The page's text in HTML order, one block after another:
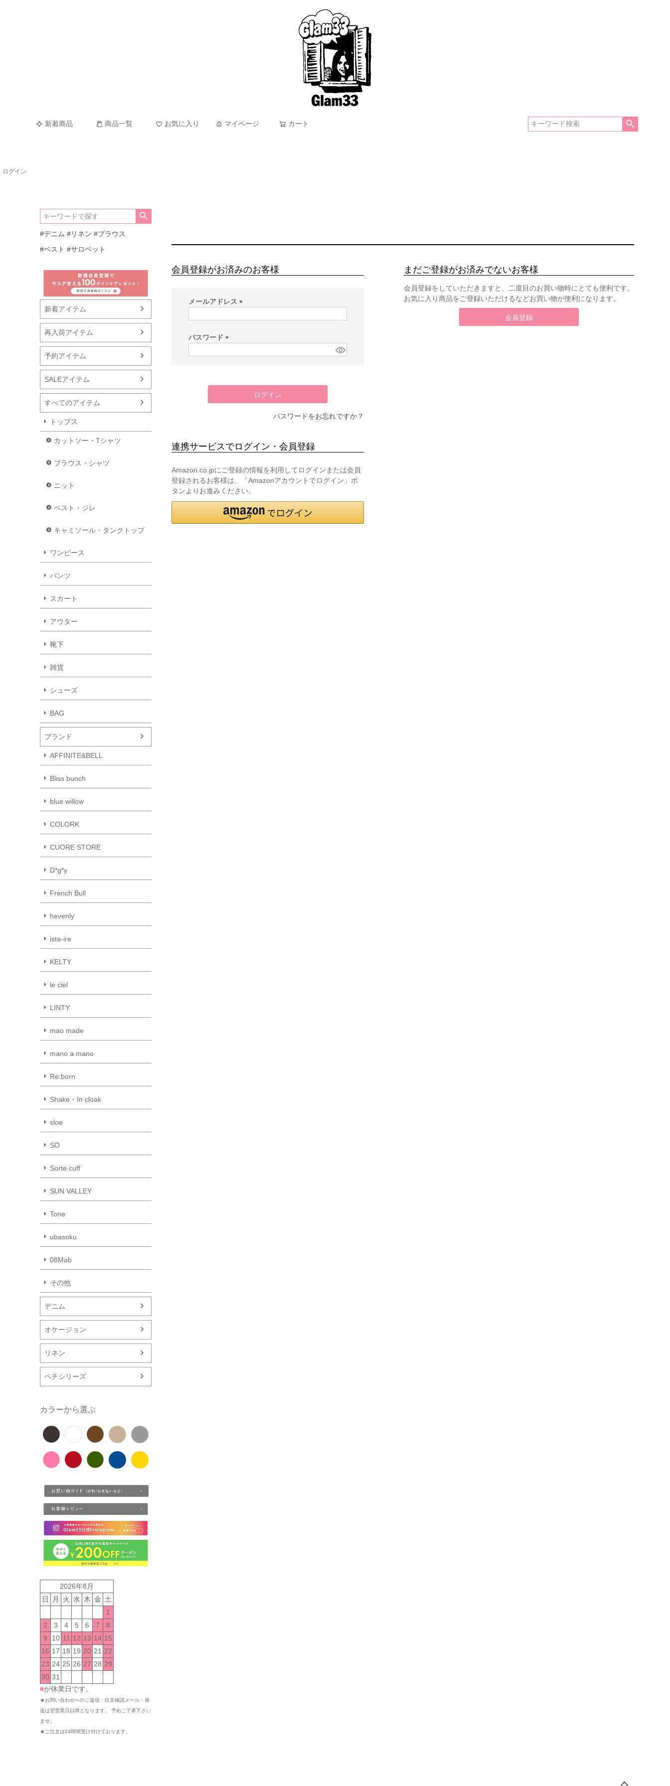
新着商品 商品一覧 お気に入り マイページ カート
ログイン
#デニム #リネン #ブラウス
#ベスト #サロペット
新着アイテム
再入荷アイテム
予約アイテム
SALEアイテム
すべてのアイテム
トップス
カットソー・Tシャツ
ブラウス・シャツ
ニット
ベスト・ジレ
キャミソール・タンクトップ
ワンピース
パンツ
スカート
アウター
靴下
雑貨
シューズ
BAG
ブランド
AFFINITE&BELL
Bliss bunch
blue willow
COLORK
CUORE STORE
D*g*y
French Bull
hevenly
ista-ire
KELTY
le ciel
LINTY
mao made
mano a mano
Re:born
Shake・In cloak
sloe
SO
Sorte cuff
SUN VALLEY
Tone
ubasoku
08Mab
その他
デニム
オケージョン
リネン
ペチシリーズ
カラーから選ぶ
2026年8月
日
月 火 水 木 金 土
1
2
3 4 5 6 7
8
9
10 11 12 13 14 15
16 17 18 19 20 21 22
23 24 25 26 27 28 29
30 31
■が休業日です。
★お問い合わせへのご返信・注文確認メール・発
送は翌営業日以降となります。 予めご了承下さい
ませ。
★ご注文は24時間受け付けております。
会員登録がお済みのお客様
メールアドレス
)
パスワード
ログイン
パスワードをお忘れですか？
連携サービスでログイン・会員登録
Amazon.co.jpにご登録の情報を利用してログインまたは会員
登録されるお客様は、「Amazonアカウントでログイン」ボ
タンよりお進みください。
まだご登録がお済みでないお客様
会員登録をしていただきますと、二度目のお買い物時にとても便利です。
お気に入り商品をご登録いただけるなどお買い物が便利になります。
会員登録